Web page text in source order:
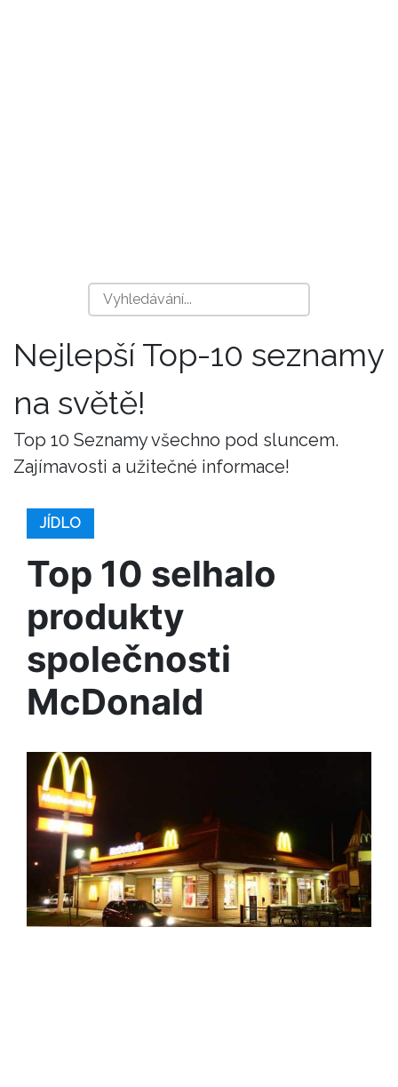
Nejlepší Top-10 seznamy
na světě!
Top 10 Seznamy všechno pod sluncem.
Zajímavosti a užitečné informace!
JÍDLO
Top 10 selhalo
produkty
společnosti
McDonald